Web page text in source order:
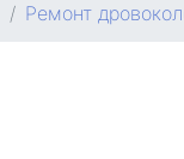
Ремонт